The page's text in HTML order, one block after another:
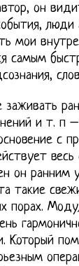
он
люди
мои
самым
заживать
и т. п
с
он ранним
такие
порах.
Который